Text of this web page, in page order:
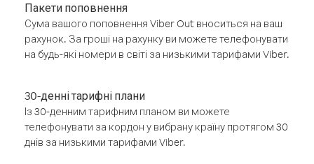
Пакети поповнення
Сума вашого поповнення Viber Out вноситься на ваш
рахунок. За гроші на рахунку ви можете телефонувати
на будь-які номери в світі за низькими тарифами Viber.
30-денні тарифні плани
Із 30-денним тарифним планом ви можете
телефонувати за кордон у вибрану країну протягом 30
днів за низькими тарифами Viber.